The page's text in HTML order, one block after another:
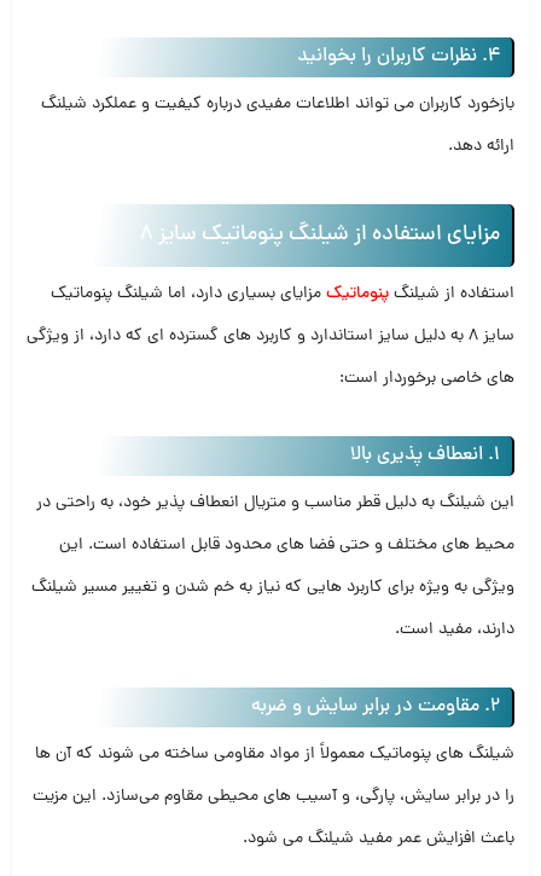
4. نظرات کاربران را بخوانید
بازخورد کاربران می‌ تواند اطلاعات مفیدی درباره کیفیت و عملکرد شیلنگ
ارائه دهد.
مزایای استفاده از شیلنگ پنوماتیک سایز 8
استفاده از شیلنگ‌پنوماتیکمزایای بسیاری دارد، اما شیلنگ پنوماتیک
سایز 8 به‌ دلیل سایز استاندارد و کاربرد های گسترده‌ ای که دارد، از ویژگی‌
های خاصی برخوردار است:
1. انعطاف‌ پذیری بالا
این شیلنگ به‌ دلیل قطر مناسب و متریال انعطاف‌ پذیر خود، به‌ راحتی در
محیط‌ های مختلف و حتی فضا های محدود قابل استفاده است. این
ویژگی به ویژه برای کاربرد هایی که نیاز به خم شدن و تغییر مسیر شیلنگ
دارند، مفید است.
2. مقاومت در برابر سایش و ضربه
شیلنگ‌ های پنوماتیک معمولاً از مواد مقاومی ساخته می‌ شوند که آن‌ ها
را در برابر سایش، پارگی، و آسیب‌ های محیطی مقاوم می‌سازد. این مزیت
باعث افزایش عمر مفید شیلنگ می‌ شود.